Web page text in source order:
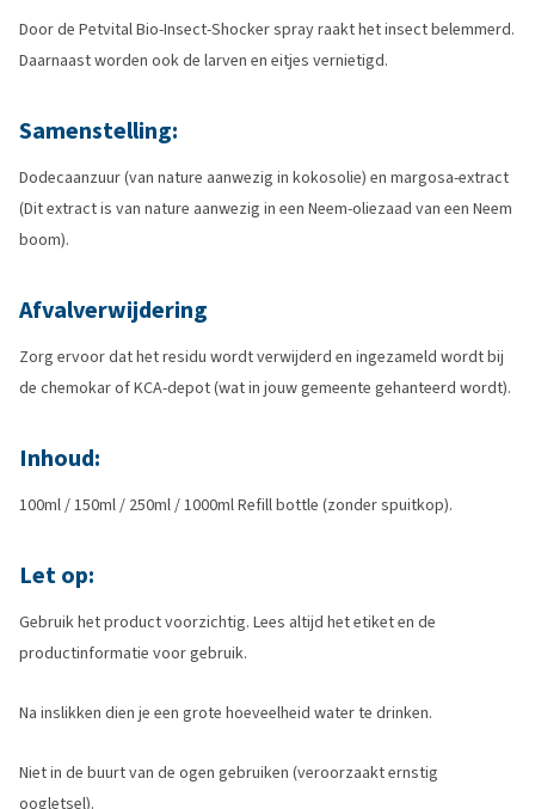
Door de Petvital Bio-Insect-Shocker spray raakt het insect belemmerd.
Daarnaast worden ook de larven en eitjes vernietigd.
Samenstelling:
Dodecaanzuur (van nature aanwezig in kokosolie) en margosa-extract
(Dit extract is van nature aanwezig in een Neem-oliezaad van een Neem
boom).
Afvalverwijdering
Zorg ervoor dat het residu wordt verwijderd en ingezameld wordt bij
de chemokar of KCA-depot (wat in jouw gemeente gehanteerd wordt).
Inhoud:
100ml / 150ml / 250ml / 1000ml Refill bottle (zonder spuitkop).
Let op:
Gebruik het product voorzichtig. Lees altijd het etiket en de
productinformatie voor gebruik.
Na inslikken dien je een grote hoeveelheid water te drinken.
Niet in de buurt van de ogen gebruiken (veroorzaakt ernstig
oogletsel).